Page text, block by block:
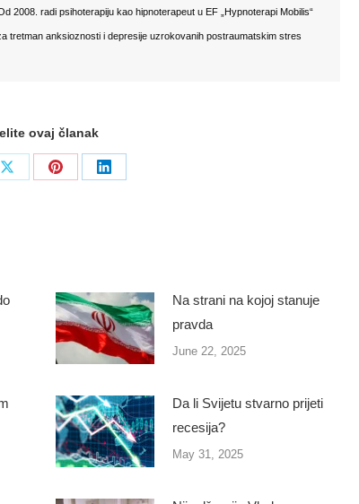
2008. radi psihoterapiju kao hipnoterapeut u EF „Hypnoterapi Mobilis“
tretman anksioznosti i depresije uzrokovanih postraumatskim stres
ovaj članak
Share
Share
Share
Na strani na kojoj stanuje
pravda
June 22, 2025
Da li Svijetu stvarno prijeti
recesija?
May 31, 2025